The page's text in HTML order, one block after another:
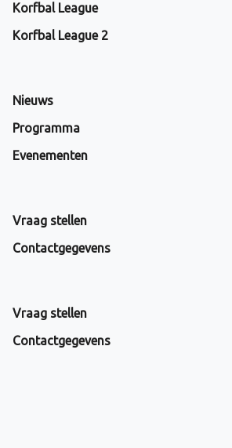
Korfbal League
Korfbal League 2
Nieuws
Programma
Evenementen
Vraag stellen
Contactgegevens
Vraag stellen
Contactgegevens